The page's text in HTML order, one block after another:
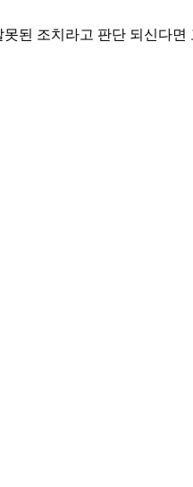
된 조치라고 판단 되신다